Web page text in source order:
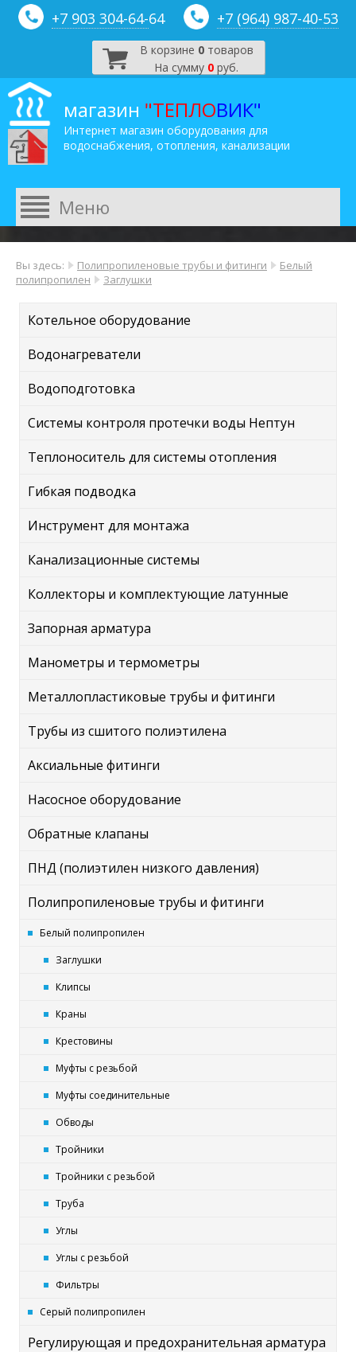
+7 903 304-64-64 +7 (964) 987-40-53
В корзине 0товаров
На сумму 0 руб.
магазин "ТЕПЛОВИК"
Интернет магазин оборудования для
водоснабжения, отопления, канализации
Вы здесь: Полипропиленовые трубы и фитинги
Белый
полипропилен
Заглушки
Котельное оборудование
Водонагреватели
Водоподготовка
Системы контроля протечки воды Нептун
Теплоноситель для системы отопления
Гибкая подводка
Инструмент для монтажа
Канализационные системы
Коллекторы и комплектующие латунные
Запорная арматура
Манометры и термометры
Металлопластиковые трубы и фитинги
Трубы из сшитого полиэтилена
Аксиальные фитинги
Насосное оборудование
Обратные клапаны
ПНД (полиэтилен низкого давления)
Полипропиленовые трубы и фитинги
Белый полипропилен
Заглушки
Клипсы
Краны
Крестовины
Муфты с резьбой
Муфты соединительные
Обводы
Тройники
Тройники с резьбой
Труба
Углы
Углы с резьбой
Фильтры
Серый полипропилен
Регулирующая и предохранительная арматура